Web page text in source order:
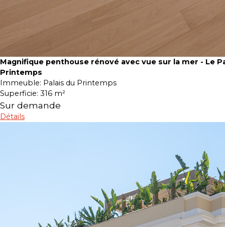
Magnifique penthouse rénové avec vue sur la mer - Le
Printemps
Immeuble: Palais du Printemps
Superficie: 316 m²
Sur demande
Détails